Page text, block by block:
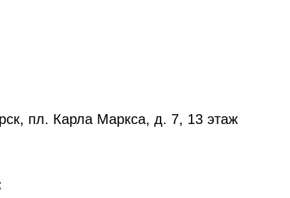
пл. Карла Маркса, д. 7, 13 этаж